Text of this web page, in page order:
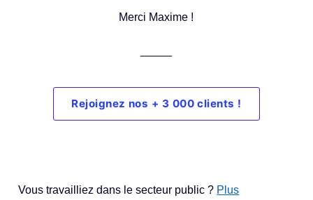
Merci Maxime !
Rejoignez nos + 3 000 clients !
Vous travailliez dans le secteur public ? Plus